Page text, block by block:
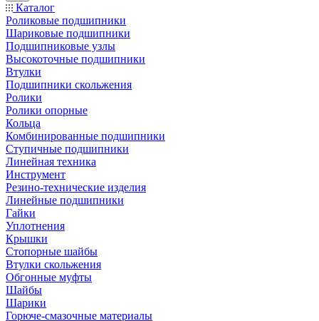
Каталог
Роликовые подшипники
Шариковые подшипники
Подшипниковые узлы
Высокоточные подшипники
Втулки
Подшипники скольжения
Ролики
Ролики опорные
Кольца
Комбинированные подшипники
Ступичные подшипники
Линейная техника
Инструмент
Резино-технические изделия
Линейные подшипники
Гайки
Уплотнения
Крышки
Стопорные шайбы
Втулки скольжения
Обгонные муфты
Шайбы
Шарики
Горюче-смазочные материалы